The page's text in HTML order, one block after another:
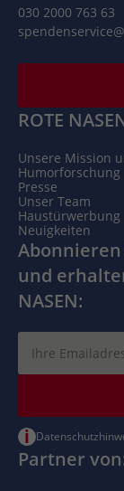
030 2000 763 63
ROTE
Unsere Mission
Humorforschung
Presse
Unser Team
Haustürwerbung
Neuigkeiten
und
NASEN:
i
Partner